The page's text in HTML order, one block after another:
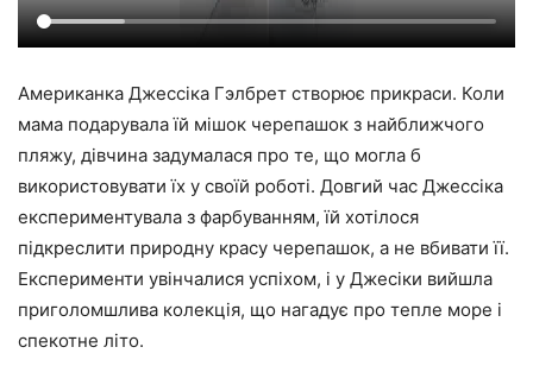
Американка Джессіка Гэлбрет створює прикраси. Коли
мама подарувала їй мішок черепашок з найближчого
пляжу, дівчина задумалася про те, що могла б
використовувати їх у своїй роботі. Довгий час Джессіка
експериментувала з фарбуванням, їй хотілося
підкреслити природну красу черепашок, а не вбивати її.
Експерименти увінчалися успіхом, і у Джесіки вийшла
приголомшлива колекція, що нагадує про тепле море і
спекотне літо.